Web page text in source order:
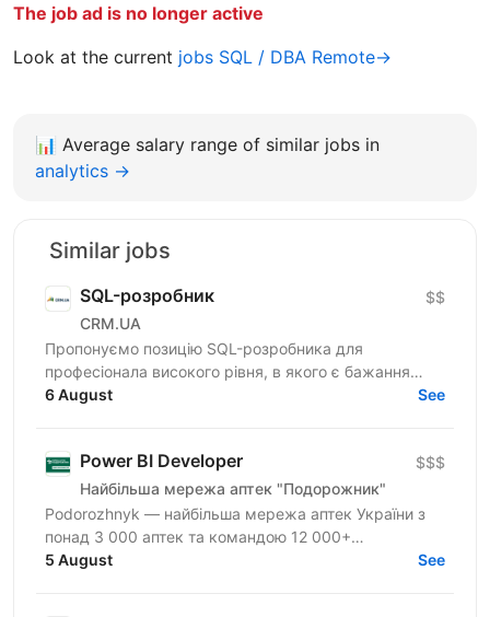
The job ad is no longer active
Look at the current jobs SQL / DBA Remote→
📊 Average salary range of similar jobs in
analytics →
Similar jobs
SQL-розробник
CRM.UA
$$
Пропонуємо позицію SQL-розробника для
професіонала високого рівня, в якого є бажання
створювати унікальні продукти для найбільших
6 August See
Power BI Developer
Найбільша мережа аптек "Подорожник"
$$$
Podorozhnyk — найбільша мережа аптек України з
понад 3 000 аптек та командою 12 000+
працівників. Ми розширюємо команду BI та
5 August See